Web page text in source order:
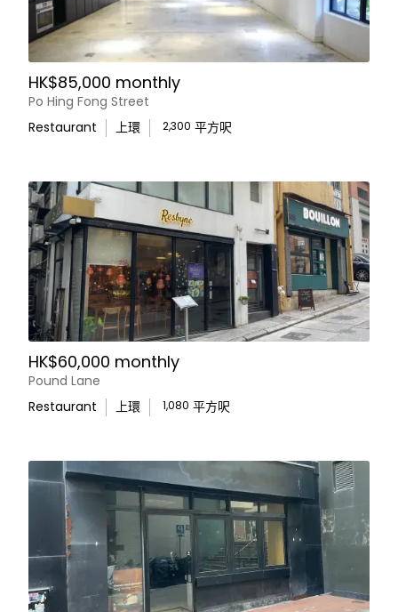
HK$85,000 monthly
Po Hing Fong Street
Restaurant
上環 2,300 平方呎
HK$60,000 monthly
Pound Lane
Restaurant
上環 1,080 平方呎